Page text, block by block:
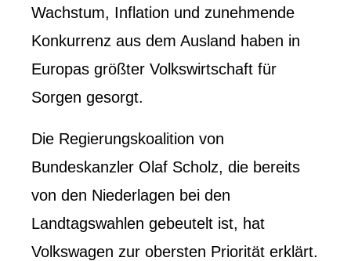
Wachstum, Inflation und zunehmende
Konkurrenz aus dem Ausland haben in
Europas größter Volkswirtschaft für
Sorgen gesorgt.
Die Regierungskoalition von
Bundeskanzler Olaf Scholz, die bereits
von den Niederlagen bei den
Landtagswahlen gebeutelt ist, hat
Volkswagen zur obersten Priorität erklärt.